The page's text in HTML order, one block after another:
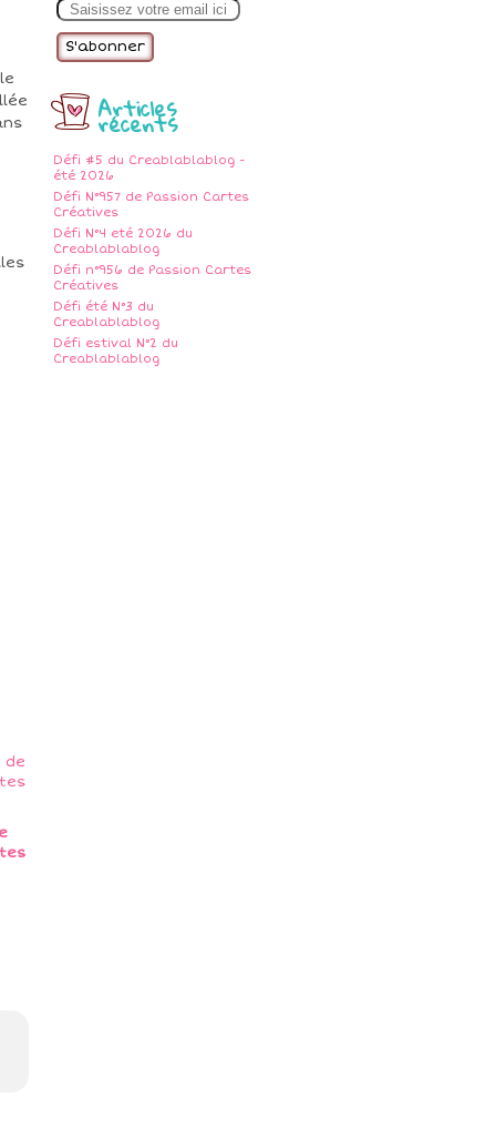
m
Articles
récents
Défi #5 du Creablablablog -
été 2026
Défi N°957 de Passion Cartes
Créatives
Défi N°4 eté 2026 du
Creablablablog
Défi n°956 de Passion Cartes
Créatives
Défi été N°3 du
Creablablablog
Défi estival N°2 du
Creablablablog